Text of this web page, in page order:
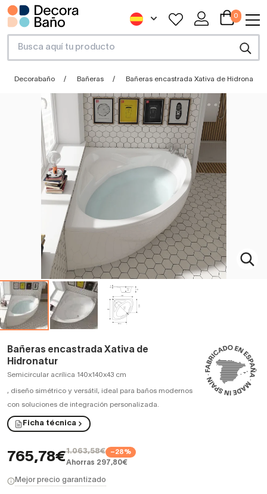
0
Decorabaño Bañeras Bañeras encastrada Xativa de Hidronatur
Bañeras encastrada Xativa de
Hidronatur
Semicircular acrílica 140x140x43 cm
, diseño simétrico y versátil, ideal para baños modernos
con soluciones de integración personalizada.
Ficha técnica
765,78€1.063,58€ −28%
Ahorras 297,80€
Mejor precio garantizado